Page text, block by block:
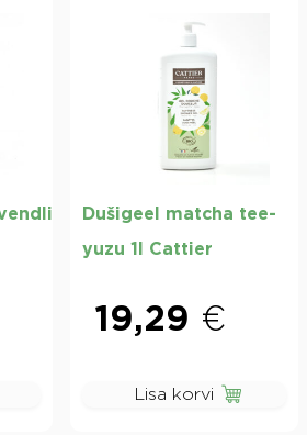
Dušigeel matcha tee-
yuzu 1l Cattier
19,29 €
Lisa korvi